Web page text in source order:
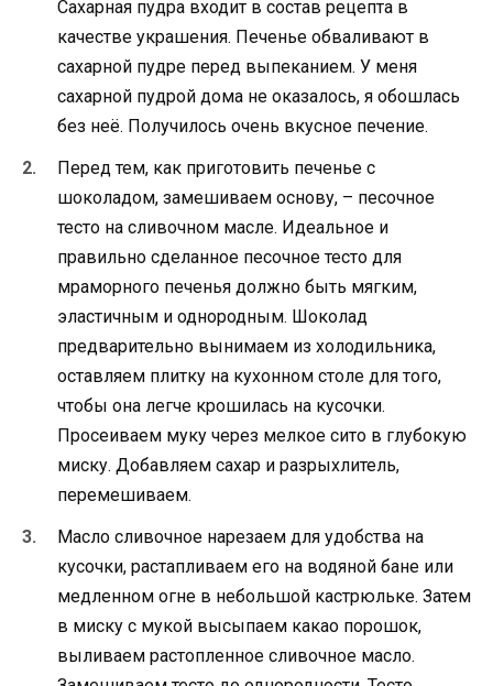
Сахарная пудра входит в состав рецепта в
качестве украшения. Печенье обваливают в
сахарной пудре перед выпеканием. У меня
сахарной пудрой дома не оказалось, я обошлась
без неё. Получилось очень вкусное печение.
Перед тем, как приготовить печенье с
шоколадом, замешиваем основу, – песочное
тесто на сливочном масле. Идеальное и
правильно сделанное песочное тесто для
мраморного печенья должно быть мягким,
эластичным и однородным. Шоколад
предварительно вынимаем из холодильника,
оставляем плитку на кухонном столе для того,
чтобы она легче крошилась на кусочки.
Просеиваем муку через мелкое сито в глубокую
миску. Добавляем сахар и разрыхлитель,
перемешиваем.
Масло сливочное нарезаем для удобства на
кусочки, растапливаем его на водяной бане или
медленном огне в небольшой кастрюльке. Затем
в миску с мукой высыпаем какао порошок,
выливаем растопленное сливочное масло.